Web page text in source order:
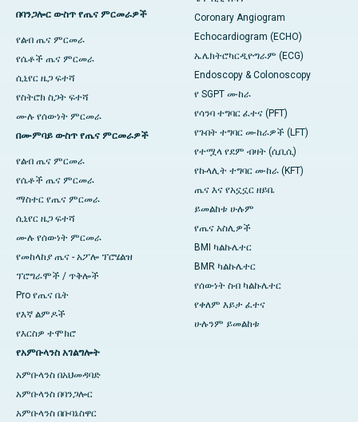
በባንጋሎር ውስጥ የጤና ምርመራዎች
የልብ ጤና ምርመራ
የሴቶች ጤና ምርመራ
ሲኒየር ዜጋ ፍተሻ
የስትሮክ ስጋት ፍተሻ
ሙሉ የሰውነት ምርመራ
በሙምባይ ውስጥ የጤና ምርመራዎች
የልብ ጤና ምርመራ
የሴቶች ጤና ምርመራ
ማስተር የጤና ምርመራ
ሲኒየር ዜጋ ፍተሻ
ሙሉ የሰውነት ምርመራ
የመከላከያ ጤና - አፖሎ ፕሮሄልዝ
ፕሮግራሞች / ጥቅሎች
Pro የጤና ቤት
የእኛ ልምዶች
የእርስዎ ተሞክሮ
የአምቡላንስ አገልግሎት
አምቡላንስ በአህመዳባድ
አምቡላንስ በባንጋሎር
አምቡላንስ በቡባኔስዋር
Coronary Angiogram
Echocardiogram (ECHO)
ኤሌክትሮካርዲዮግራም (ECG)
Endoscopy & Colonoscopy
የ SGPT ሙከራ
የሳንባ ተግባር ፈተና (PFT)
የጉበት ተግባር ሙከራዎች (LFT)
የተሟላ የደም ብዛት (ሲቢሲ)
የኩላሊት ተግባር ሙከራ (KFT)
ጤና እና የአኗኗር ዘይቤ
ይመልከቱ ሁሉም
የጤና አስሊዎች
BMI ካልኩሌተር
BMR ካልኩሌተር
የሰውነት ስብ ካልኩሌተር
የቀለም እይታ ፈተና
ሁሉንም ይመልከቱ